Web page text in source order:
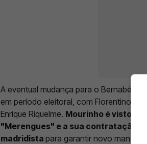
A eventual mudança para o Bernabéu
em período eleitoral, com Florentino
Enrique Riquelme. Mourinho é visto
"Merengues" e a sua contratação
madridista para garantir novo mandato.